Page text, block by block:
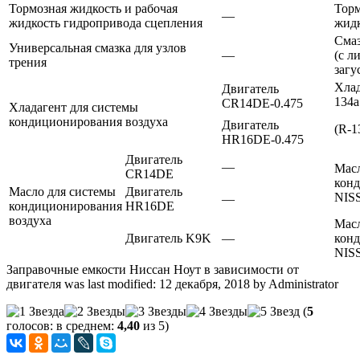
Тормозная жидкость и рабочая
жидкость гидропривода сцепления
—
Универсальная смазка для узлов
трения
—
(с
Хладагент для системы
кондиционирования воздуха
Двигатель
CR14DE-0.475
134a
(R-
Двигатель
HR16DE-0.475
Масло для системы
кондиционирования
воздуха
Двигатель
CR14DE
—
Двигатель
HR16DE
—
Двигатель K9K —
Заправочные емкости Ниссан Ноут в зависимости от
двигателя was last modified: 12 декабря, 2018 by Administrator
(5
голосов: в среднем: 4,40 из 5)